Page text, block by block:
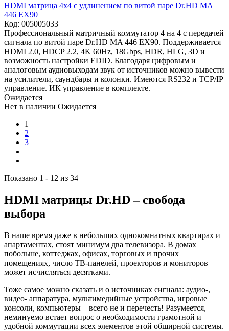
HDMI матрица 4x4 с удлинением по витой паре Dr.HD MA
446 EX90
Код: 005005033
Профессиональный матричный коммутатор 4 на 4 с передачей
сигнала по витой паре Dr.HD MA 446 EX90. Поддерживается
HDMI 2.0, HDCP 2.2, 4K 60Hz, 18Gbps, HDR, HLG, 3D и
возможность настройки EDID. Благодаря цифровым и
аналоговым аудиовыходам звук от источников можно вывести
на усилители, саундбары и колонки. Имеются RS232 и TCP/IP
управление. ИК управление в комплекте.
Ожидается
Нет в наличии Ожидается
1
2
3
Показано 1 - 12 из 34
HDMI матрицы Dr.HD – cвобода
выбора
В наше время даже в небольших однокомнатных квартирах и
апартаментах, стоят минимум два телевизора. В домах
побольше, коттеджах, офисах, торговых и прочих
помещениях, число ТВ-панелей, проекторов и мониторов
может исчисляться десятками.
Тоже самое можно сказать и о источниках сигнала: аудио-,
видео- аппаратура, мультимедийные устройства, игровые
консоли, компьютеры – всего не и перечесть! Разумеется,
неминуемо встает вопрос о необходимости грамотной и
удобной коммутации всех элементов этой обширной системы.